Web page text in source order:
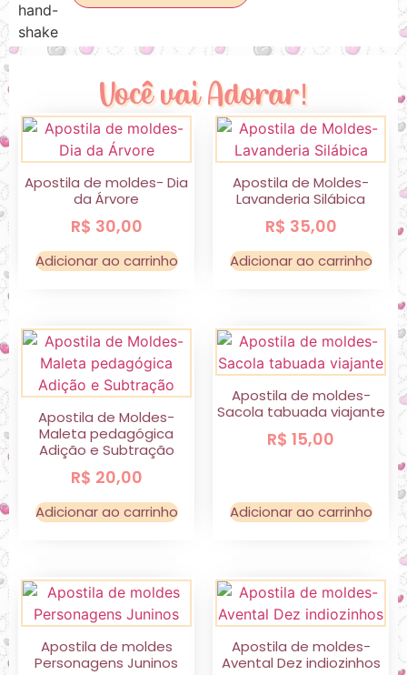
Você vai Adorar!
Apostila de moldes- Dia
da Árvore
R$ 30,00
Adicionar ao carrinho
Apostila de Moldes-
Lavanderia Silábica
R$ 35,00
Adicionar ao carrinho
Apostila de Moldes-
Maleta pedagógica
Adição e Subtração
R$ 20,00
Adicionar ao carrinho
Apostila de moldes-
Sacola tabuada viajante
R$ 15,00
Adicionar ao carrinho
Apostila de moldes
Personagens Juninos
Apostila de moldes-
Avental Dez indiozinhos